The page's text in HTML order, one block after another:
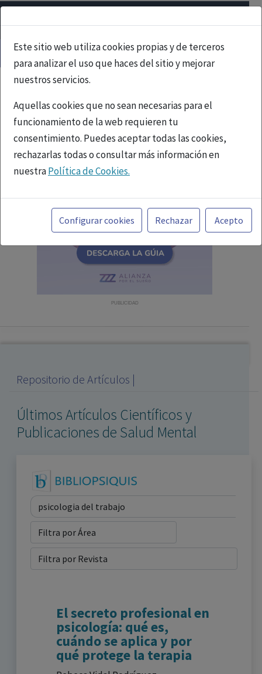
Este sitio web utiliza cookies propias y de terceros
para analizar el uso que haces del sitio y mejorar
nuestros servicios.
Aquellas cookies que no sean necesarias para el
funcionamiento de la web requieren tu
consentimiento. Puedes aceptar todas las cookies,
rechazarlas todas o consultar más información en
nuestraPolítica de Cookies.
Toda la información incluida en la Página Web está
referida a productos del mercado español y, por
tanto, dirigida a profesionales sanitarios legalmente
facultados para prescribir o dispensar medicamentos
con ejercicio profesional. La información técnica de los
fármacos se facilita a título meramente informativo,
Configurar cookies Rechazar Acepto
PUBLICIDAD
Repositorio de Artículos |
Últimos Artículos Científicos y
Publicaciones de Salud Mental
El secreto profesional en
psicología: qué es,
cuándo se aplica y por
qué protege la terapia